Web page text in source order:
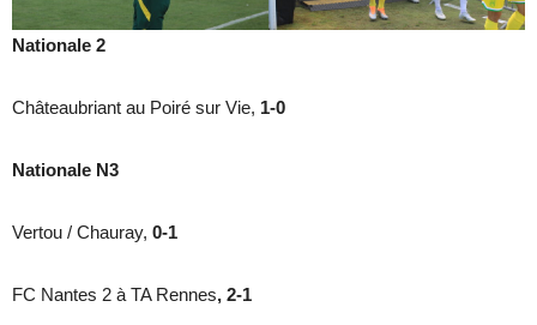
Nationale 2
Châteaubriant au Poiré sur Vie, 1-0
Nationale N3
Vertou / Chauray, 0-1
FC Nantes 2 à TA Rennes, 2-1